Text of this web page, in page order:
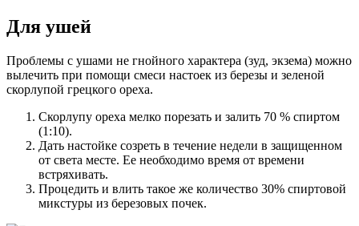
Для ушей
Проблемы с ушами не гнойного характера (зуд, экзема) можно
вылечить при помощи смеси настоек из березы и зеленой
скорлупой грецкого ореха.
Скорлупу ореха мелко порезать и залить 70 % спиртом
(1:10).
Дать настойке созреть в течение недели в защищенном
от света месте. Ее необходимо время от времени
встряхивать.
Процедить и влить такое же количество 30% спиртовой
микстуры из березовых почек.